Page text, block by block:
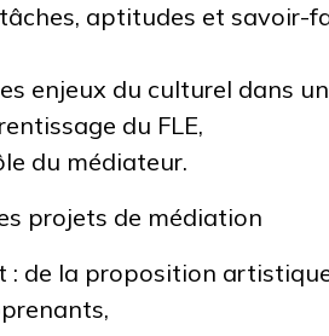
aptitudes et savoir-
enjeux du culturel dans
du FLE,
du médiateur.
projets de médiation
: de la proposition